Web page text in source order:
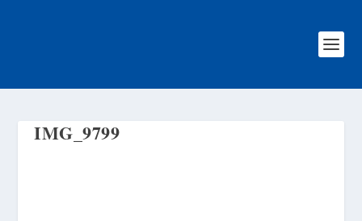
IMG_9799